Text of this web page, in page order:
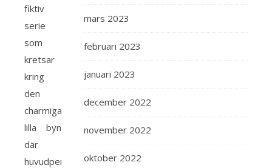
fiktiv
serie
som
kretsar
kring
den
charmiga
lilla byn
där
huvudpersonen,
mars 2023
februari 2023
januari 2023
december 2022
november 2022
oktober 2022